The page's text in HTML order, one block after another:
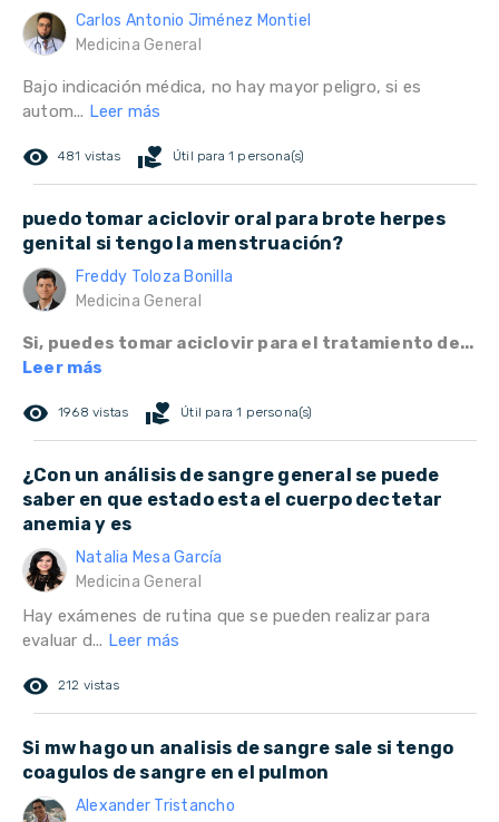
Carlos Antonio Jiménez Montiel
Medicina General
Bajo indicación médica, no hay mayor peligro, si es
autom... Leer más
remove_red_eye 481 vistas volunteer_activism Útil para 1 persona(s)
puedo tomar aciclovir oral para brote herpes
genital si tengo la menstruación?
Freddy Toloza Bonilla
Medicina General
Si, puedes tomar aciclovir para el tratamiento de...
Leer más
remove_red_eye 1968 vistas volunteer_activism Útil para 1 persona(s)
¿Con un análisis de sangre general se puede
saber en que estado esta el cuerpo dectetar
anemia y es
Natalia Mesa García
Medicina General
Hay exámenes de rutina que se pueden realizar para
evaluar d... Leer más
remove_red_eye 212 vistas
Si mw hago un analisis de sangre sale si tengo
coagulos de sangre en el pulmon
Alexander Tristancho